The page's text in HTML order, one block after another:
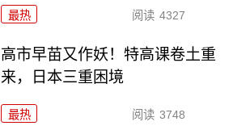
最热 阅读 4327
高市早苗又作妖！特高课卷土重
来，日本三重困境
最热 阅读 3748